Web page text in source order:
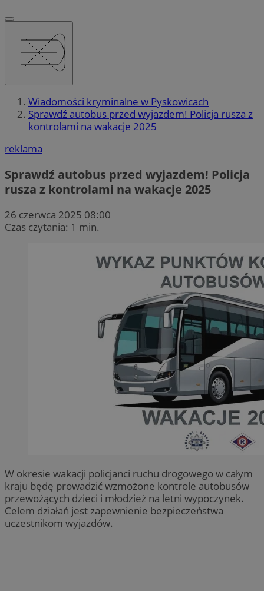
Wiadomości kryminalne w Pyskowicach
Sprawdź autobus przed wyjazdem! Policja rusza z
kontrolami na wakacje 2025
reklama
Sprawdź autobus przed wyjazdem! Policja
rusza z kontrolami na wakacje 2025
26 czerwca 2025 08:00
Czas czytania: 1 min.
W okresie wakacji policjanci ruchu drogowego w całym
kraju będę prowadzić wzmożone kontrole autobusów
przewożących dzieci i młodzież na letni wypoczynek.
Celem działań jest zapewnienie bezpieczeństwa
uczestnikom wyjazdów.